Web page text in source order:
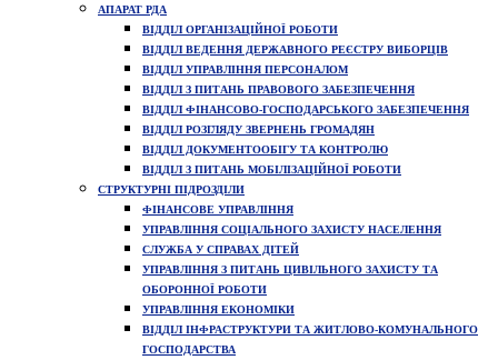
АПАРАТ РДА
ВІДДІЛ ОРГАНІЗАЦІЙНОЇ РОБОТИ
ВІДДІЛ ВЕДЕННЯ ДЕРЖАВНОГО РЕЄСТРУ ВИБОРЦІВ
ВІДДІЛ УПРАВЛІННЯ ПЕРСОНАЛОМ
ВІДДІЛ З ПИТАНЬ ПРАВОВОГО ЗАБЕЗПЕЧЕННЯ
ВІДДІЛ ФІНАНСОВО-ГОСПОДАРСЬКОГО ЗАБЕЗПЕЧЕННЯ
ВІДДІЛ РОЗГЛЯДУ ЗВЕРНЕНЬ ГРОМАДЯН
ВІДДІЛ ДОКУМЕНТООБІГУ ТА КОНТРОЛЮ
ВІДДІЛ З ПИТАНЬ МОБІЛІЗАЦІЙНОЇ РОБОТИ
СТРУКТУРНІ ПІДРОЗДІЛИ
ФІНАНСОВЕ УПРАВЛІННЯ
УПРАВЛІННЯ СОЦІАЛЬНОГО ЗАХИСТУ НАСЕЛЕННЯ
СЛУЖБА У СПРАВАХ ДІТЕЙ
УПРАВЛІННЯ З ПИТАНЬ ЦИВІЛЬНОГО ЗАХИСТУ ТА
ОБОРОННОЇ РОБОТИ
УПРАВЛІННЯ ЕКОНОМІКИ
ВІДДІЛ ІНФРАСТРУКТУРИ ТА ЖИТЛОВО-КОМУНАЛЬНОГО
ГОСПОДАРСТВА